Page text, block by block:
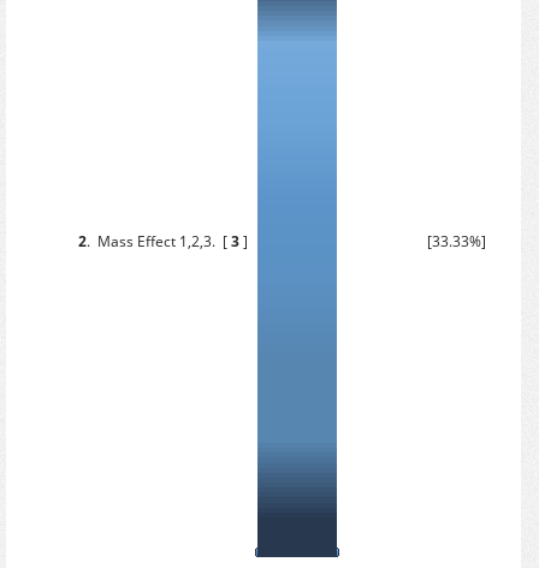
2. Mass Effect 1,2,3. [3] [33.33%]